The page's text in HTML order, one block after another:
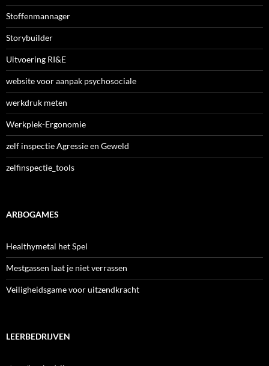
Stoffenmannager
Storybuilder
Uitvoering RI&E
website voor aanpak psychosociale
werkdruk meten
Werkplek-Ergonomie
zelf inspectie Agressie en Geweld
zelfinspectie_tools
ARBOGAMES
Healthymetal het Spel
Mestgassen laat je niet verrassen
Veiligheidsgame voor uitzendkracht
LEERBEDRIJVEN